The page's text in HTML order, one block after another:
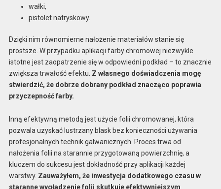
wałki,
pistolet natryskowy.
Dzięki nim równomierne nałożenie materiałów stanie się
prostsze. W przypadku aplikacji farby chromowej niezwykle
istotne jest zaopatrzenie się w odpowiedni podkład – to znacznie
zwiększa trwałość efektu. Z własnego doświadczenia mogę
stwierdzić, że dobrze dobrany podkład znacząco poprawia
przyczepność farby.
Inną efektywną metodą jest użycie folii chromowanej, która
pozwala uzyskać lustrzany blask bez konieczności używania
profesjonalnych technik galwanicznych. Proces trwa od
nałożenia folii na starannie przygotowaną powierzchnię, a
kluczem do sukcesu jest dokładność przy aplikacji każdej
warstwy. Zauważyłem, że inwestycja dodatkowego czasu w
staranne wygładzenie folii skutkuje efektywniejszym